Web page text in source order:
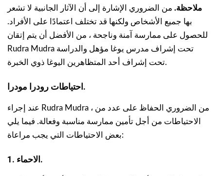
ملاحظة. من الضروري الإشارة إلى أن الآثار الجانبية لا تشعر
بها جميع الأشخاص ولكنها قد تختلف اعتمادًا على الأفراد.
للحصول على ممارسة آمنة وناجحة ، من الأفضل أن يتم إتقان
Rudra Mudra تحت إشراف مدرس يوغا مؤهل والدراسة
تحت إشراف أحد المتظاهرين اليوغا ذوي الخبرة.
احتياطات رودرا مودرا.
عند إجراء Rudra Mudra ، من الضروري الحفاظ على عدد من
الاحتياطات من أجل تأمين ممارسة مناسبة وفعالة. فيما يلي
بعض الاحتياطات التي يجب مراعاة:
1. الاحماء.